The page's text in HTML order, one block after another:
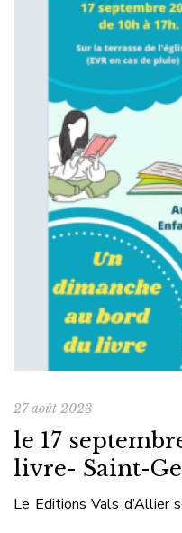
27 août 2023
le 17
livre- Saint-
Le Editions Vals d’Allier